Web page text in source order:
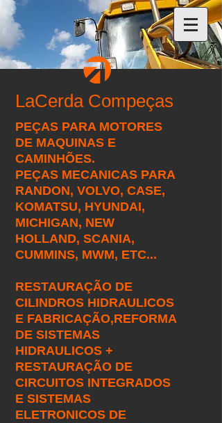
LaCerda Compeças
PEÇAS PARA MOTORES
DE MAQUINAS E
CAMINHÕES.
PEÇAS MECANICAS PARA
RANDON, VOLVO, CASE,
KOMATSU, HYUNDAI,
MICHIGAN, NEW
HOLLAND, SCANIA,
CUMMINS, MWM, ETC...
RESTAURAÇÃO DE
CILINDROS HIDRAULICOS
E FABRICAÇÃO,REFORMA
DE SISTEMAS
HIDRAULICOS +
RESTAURAÇÃO DE
CIRCUITOS INTEGRADOS
E SISTEMAS
ELETRONICOS DE